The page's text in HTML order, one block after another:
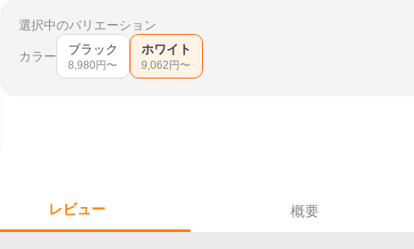
選択中のバリエーション
カラー ブラック
8,980 円〜
ホワイト
9,062 円〜
レビュー 概要